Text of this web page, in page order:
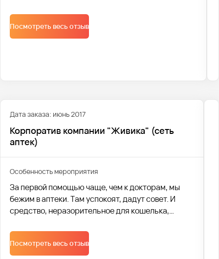
удовлетворение потребностей всех слоев
населения. В настоящее время X5 Retail group
является одной из крупнейших российских
Посмотреть весь отзыв
Дата заказа: июнь 2017
Корпоратив компании "Живика" (сеть
аптек)
Особенность мероприятия
За первой помощью чаще, чем к докторам, мы
бежим в аптеки. Там успокоят, дадут совет. И
средство, неразорительное для кошелька,
крупнейшая региональная аптечная сеть
«Живика». А это, согласитесь, срок!
Посмотреть весь отзыв